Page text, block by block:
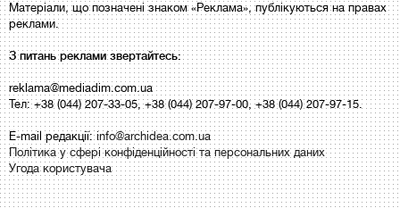
Матеріали, що позначені знаком «Реклама», публікуються на правах
реклами.
З питань реклами звертайтесь:
reklama@mediadim.com.ua
Тел: +38 (044) 207-33-05, +38 (044) 207-97-00, +38 (044) 207-97-15.
E-mail редакції:info@archidea.com.ua
Політика у сфері конфіденційності та персональних даних
Угода користувача